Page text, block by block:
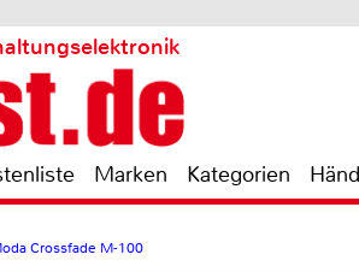
Marken Kategorien
Crossfade M-100